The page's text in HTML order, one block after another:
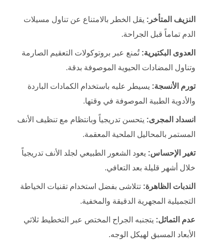
النزيف المتأخر: يقل الخطر بالامتناع عن تناول مسيلات
الدم تماماً قبل الجراحة.
العدوى البكتيرية: تُمنع عبر بروتوكولات التعقيم الصارمة
وتناول المضادات الحيوية الموصوفة بدقة.
تورم الأنسجة: يسيطر عليه باستخدام الكمادات الباردة
والأدوية الطبية الموصوفة في وقتها.
انسداد المجرى: يتحسن تدريجياً وبانتظام مع تنظيف الأنف
المستمر بالمحاليل الملحية المعقمة.
تغير الإحساس: يعود الشعور الطبيعي لجلد الأنف تدريجياً
خلال أشهر قليلة بعد التعافي.
الندبات الظاهرة: تتلاشى بفضل استخدام تقنيات الخياطة
التجميلية المجهرية الدقيقة والمخفية.
عدم التماثل: يتجنبه الجراح المختص عبر التخطيط ثلاثي
الأبعاد المسبق لهيكل الوجه.